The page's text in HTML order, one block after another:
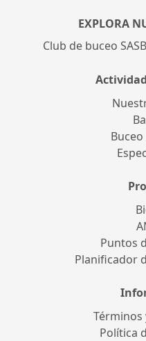
EXPLORA
Club de buceo
Puntos
Planificador
Términos
Política